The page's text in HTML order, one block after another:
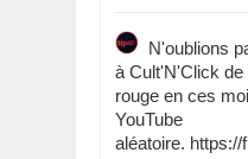
N'oublions
à Cult'N'Click de
rouge en ces
YouTube
aléatoire.